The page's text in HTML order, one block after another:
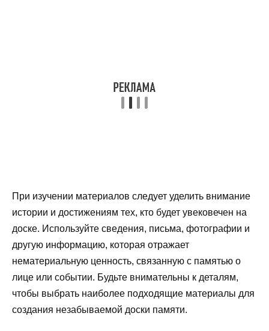
При изучении материалов следует уделить внимание
истории и достижениям тех, кто будет увековечен на
доске. Используйте сведения, письма, фотографии и
другую информацию, которая отражает
нематериальную ценность, связанную с памятью о
лице или событии. Будьте внимательны к деталям,
чтобы выбрать наиболее подходящие материалы для
создания незабываемой доски памяти.